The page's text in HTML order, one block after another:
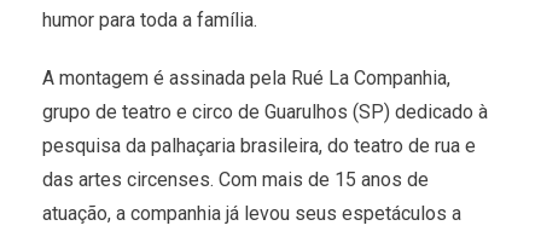
humor para toda a família.
A montagem é assinada pela Rué La Companhia,
grupo de teatro e circo de Guarulhos (SP) dedicado à
pesquisa da palhaçaria brasileira, do teatro de rua e
das artes circenses. Com mais de 15 anos de
atuação, a companhia já levou seus espetáculos a